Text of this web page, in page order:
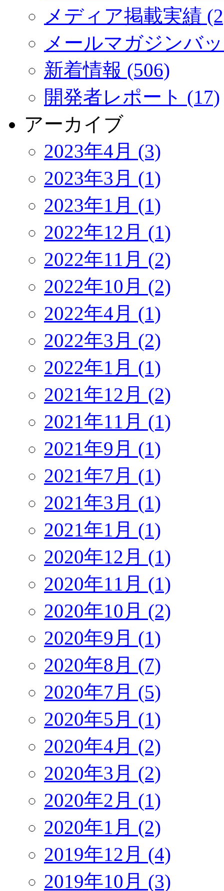
メディア掲載実績
メールマガジンバ
新着情報 (506)
開発者レポート (17)
アーカイブ
2023年4月 (3)
2023年3月 (1)
2023年1月 (1)
2022年12月 (1)
2022年11月 (2)
2022年10月 (2)
2022年4月 (1)
2022年3月 (2)
2022年1月 (1)
2021年12月 (2)
2021年11月 (1)
2021年9月 (1)
2021年7月 (1)
2021年3月 (1)
2021年1月 (1)
2020年12月 (1)
2020年11月 (1)
2020年10月 (2)
2020年9月 (1)
2020年8月 (7)
2020年7月 (5)
2020年5月 (1)
2020年4月 (2)
2020年3月 (2)
2020年2月 (1)
2020年1月 (2)
2019年12月 (4)
2019年10月 (3)